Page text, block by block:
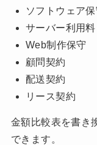
ソフトウェア
サーバー利用料
Web制作保守
顧問契約
配送契約
リース契約
金額比較表を書き
できます。